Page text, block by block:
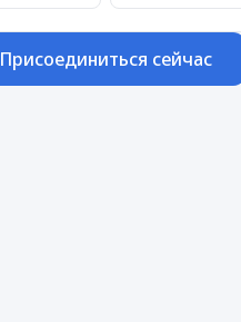
Присоединиться сейчас